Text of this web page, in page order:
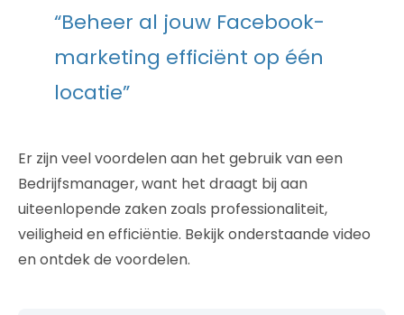
“Beheer al jouw Facebook-
marketing efficiënt op één
locatie”
Er zijn veel voordelen aan het gebruik van een
Bedrijfsmanager, want het draagt bij aan
uiteenlopende zaken zoals professionaliteit,
veiligheid en efficiëntie. Bekijk onderstaande video
en ontdek de voordelen.